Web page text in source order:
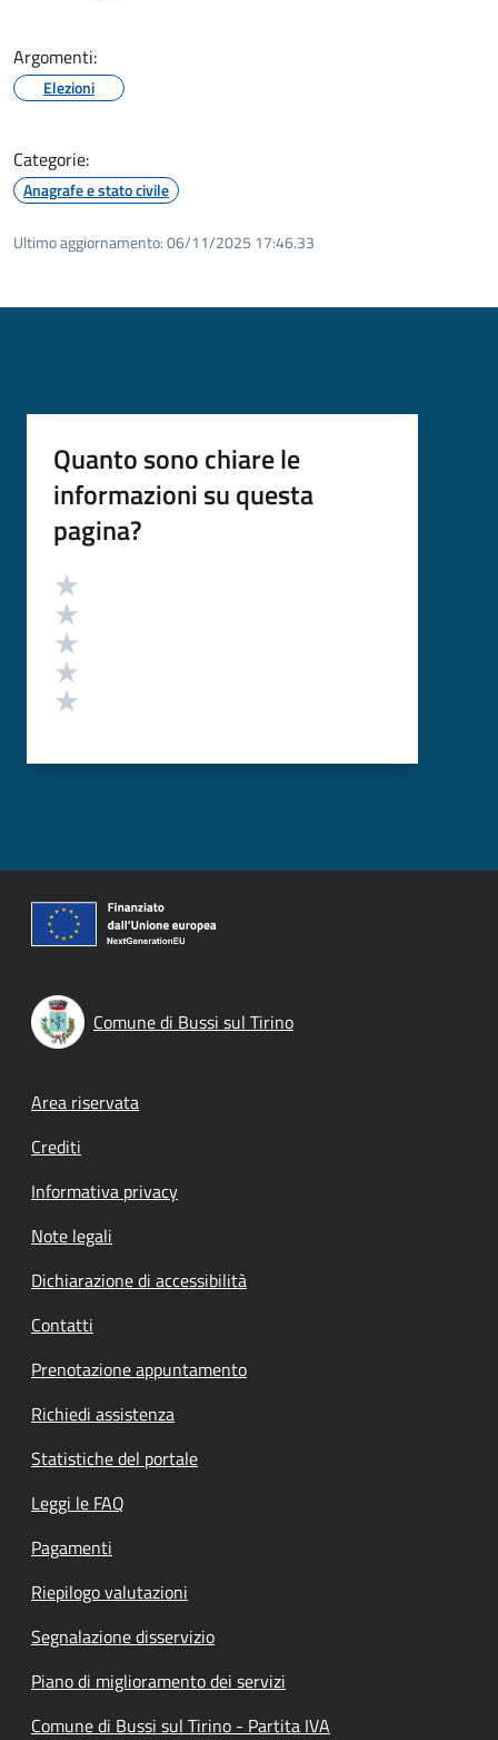
Argomenti:
Elezioni
Categorie:
Anagrafe e stato civile
Ultimo aggiornamento:06/11/2025 17:46.33
Quanto sono chiare le
informazioni su questa
pagina?
Valutazione
Comune di Bussi sul Tirino
Footer menu
Area riservata
Crediti
Informativa privacy
Note legali
Dichiarazione di accessibilità
Contatti
Prenotazione appuntamento
Richiedi assistenza
Statistiche del portale
Leggi le FAQ
Pagamenti
Riepilogo valutazioni
Segnalazione disservizio
Piano di miglioramento dei servizi
Comune di Bussi sul Tirino - Partita IVA